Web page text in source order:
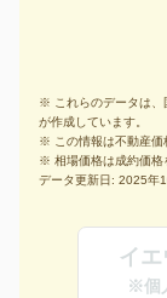
※ これらのデータは、
が作成しています。
※ この情報は不動産価
※ 相場価格は成約価格
データ更新日: 2025年
イ
※個